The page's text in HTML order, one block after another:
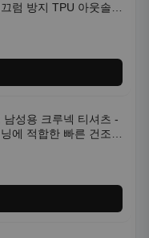
럼 방지 TPU 아웃솔,
데이션, 헬스, 트레이
계절에 적합
성용 크루넥 티셔츠 -
에 적합한 빠른 건조,
팔 운동복